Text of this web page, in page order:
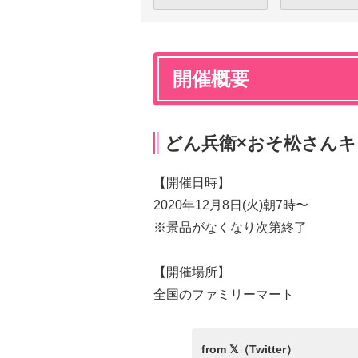
開催概要
どん兵衛×おそ松さん
【開催日時】
2020年12月8日(火)朝7時〜
※景品がなくなり次第終了
【開催場所】
全国のファミリーマート